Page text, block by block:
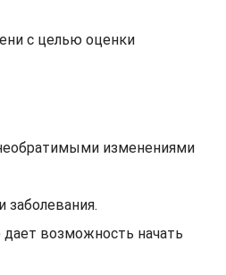
с целью оценки
изменениями
возможность начать